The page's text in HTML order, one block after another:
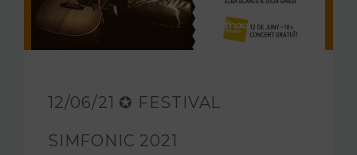
FUNDACIÓ JAM
12/06/21 ✪ FESTIVAL
SIMFONIC 2021